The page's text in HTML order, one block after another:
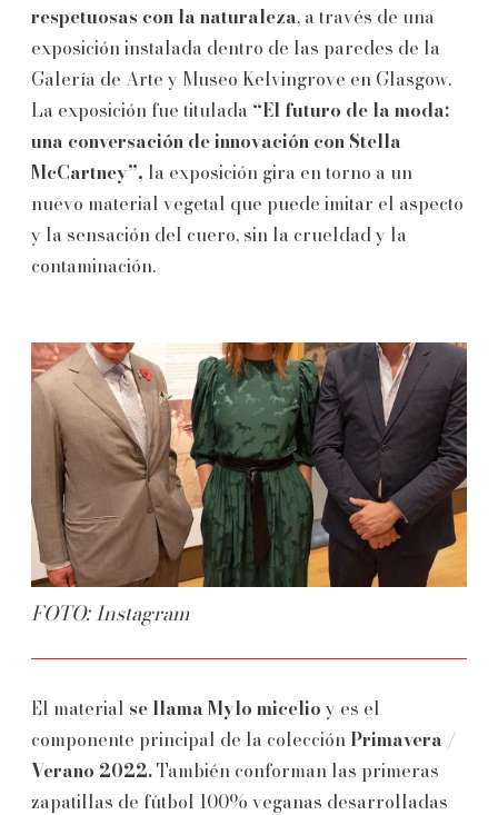
respetuosas con la naturaleza, a través de una
exposición instalada dentro de las paredes de la
Galería de Arte y Museo Kelvingrove en Glasgow.
La exposición fue titulada “El futuro de la moda:
una conversación de innovación con Stella
McCartney”, la exposición gira en torno a un
nuevo material vegetal que puede imitar el aspecto
y la sensación del cuero, sin la crueldad y la
contaminación.
FOTO: Instagram
El material se llama Mylo micelio y es el
componente principal de la colección Primavera /
Verano 2022.También conforman las primeras
zapatillas de fútbol 100% veganas desarrolladas